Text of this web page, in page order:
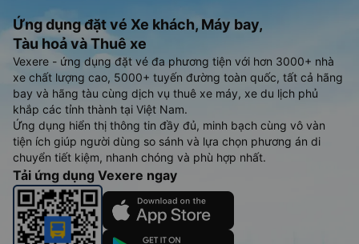
Ứng dụng đặt vé Xe khách, Máy bay,
Tàu hoả và Thuê xe
Vexere - ứng dụng đặt vé đa phương tiện với hơn 3000+ nhà
xe chất lượng cao, 5000+ tuyến đường toàn quốc, tất cả hãng
bay và hãng tàu cùng dịch vụ thuê xe máy, xe du lịch phủ
khắp các tỉnh thành tại Việt Nam.
Ứng dụng hiển thị thông tin đầy đủ, minh bạch cùng vô vàn
tiện ích giúp người dùng so sánh và lựa chọn phương án di
chuyển tiết kiệm, nhanh chóng và phù hợp nhất.
Tải ứng dụng Vexere ngay